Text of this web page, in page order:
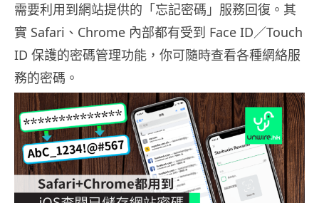
需要利用到網站提供的「忘記密碼」服務回復。其
實 Safari、Chrome 內部都有受到 Face ID／Touch
ID 保護的密碼管理功能，你可隨時查看各種網絡服
務的密碼。